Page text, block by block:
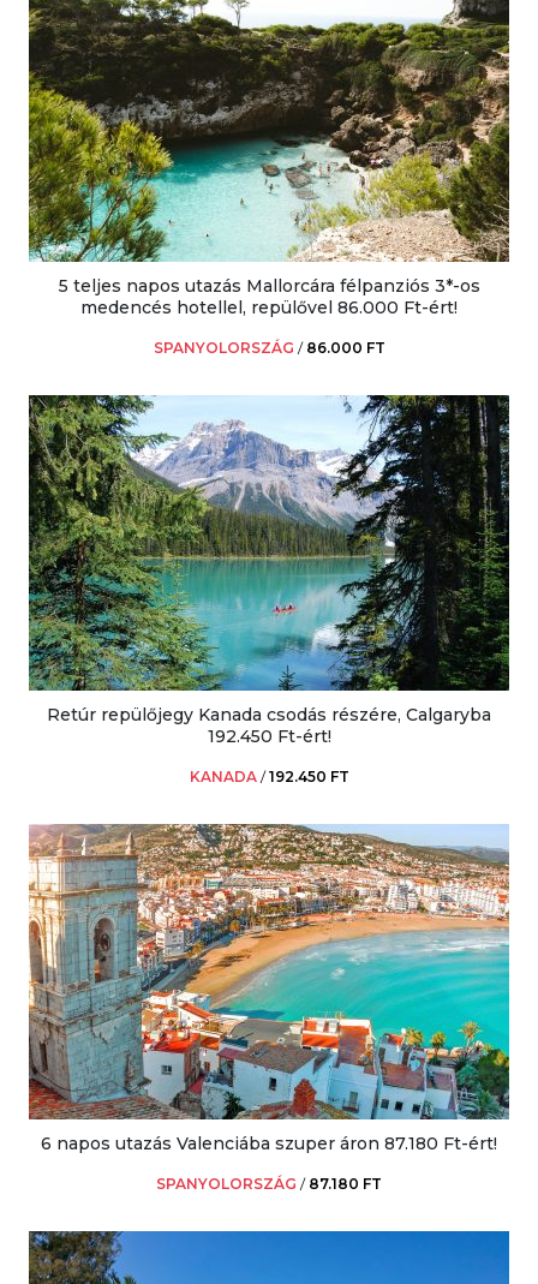
5 teljes napos utazás Mallorcára félpanziós 3*-os
medencés hotellel, repülővel 86.000 Ft-ért!
SPANYOLORSZÁG / 86.000 FT
Retúr repülőjegy Kanada csodás részére, Calgaryba
192.450 Ft-ért!
KANADA /192.450 FT
6 napos utazás Valenciába szuper áron 87.180 Ft-ért!
SPANYOLORSZÁG / 87.180 FT